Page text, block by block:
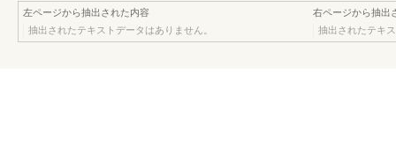
左ページから抽出された内容
抽出されたテキストデータはありません。
右ページから抽出
抽出されたテキ